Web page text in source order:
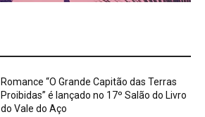
Romance “O Grande Capitão das Terras
Proibidas” é lançado no 17º Salão do Livro
do Vale do Aço